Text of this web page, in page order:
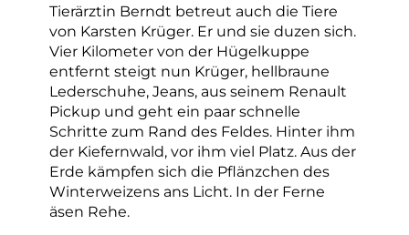
Tierärztin Berndt betreut auch die Tiere
von Karsten Krüger. Er und sie duzen sich.
Vier Kilometer von der Hügelkuppe
entfernt steigt nun Krüger, hellbraune
Lederschuhe, Jeans, aus seinem Renault
Pickup und geht ein paar schnelle
Schritte zum Rand des Feldes. Hinter ihm
der Kiefernwald, vor ihm viel Platz. Aus der
Erde kämpfen sich die Pflänzchen des
Winterweizens ans Licht. In der Ferne
äsen Rehe.